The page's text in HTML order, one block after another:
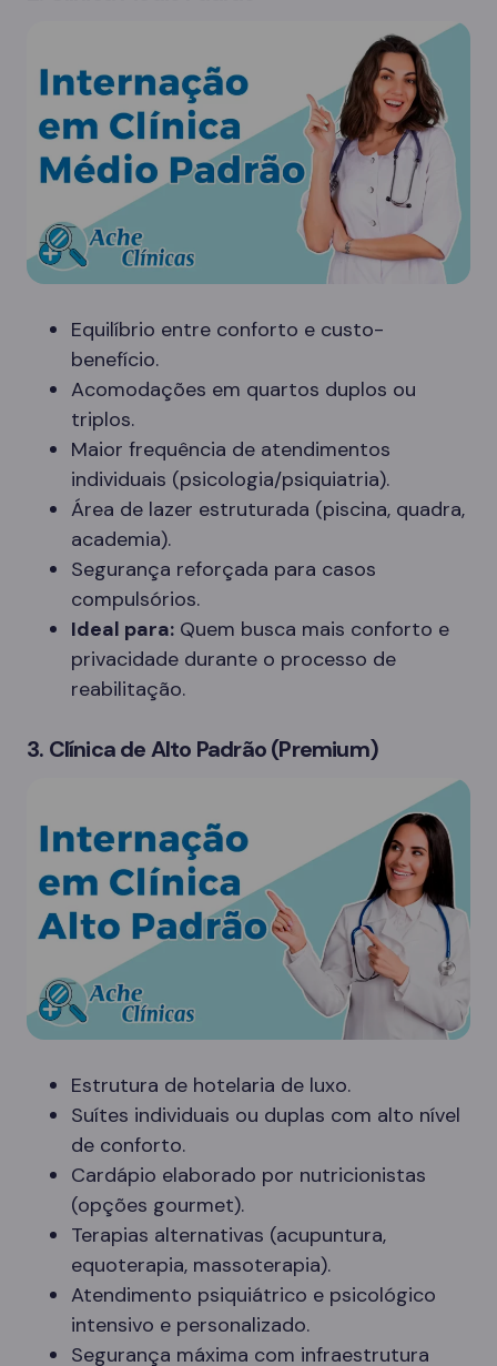
Equilíbrio entre conforto e custo-
benefício.
Acomodações em quartos duplos ou
triplos.
Maior frequência de atendimentos
individuais (psicologia/psiquiatria).
Área de lazer estruturada (piscina, quadra,
academia).
Segurança reforçada para casos
compulsórios.
Ideal para: Quem busca mais conforto e
privacidade durante o processo de
reabilitação.
3. Clínica de Alto Padrão (Premium)
Estrutura de hotelaria de luxo.
Suítes individuais ou duplas com alto nível
de conforto.
Cardápio elaborado por nutricionistas
(opções gourmet).
Terapias alternativas (acupuntura,
equoterapia, massoterapia).
Atendimento psiquiátrico e psicológico
intensivo e personalizado.
Segurança máxima com infraestrutura